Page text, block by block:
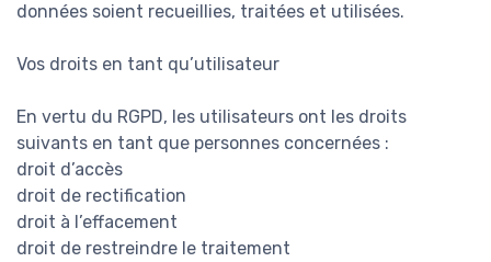
données soient recueillies, traitées et utilisées.
Vos droits en tant qu’utilisateur
En vertu du RGPD, les utilisateurs ont les droits
suivants en tant que personnes concernées :
droit d’accès
droit de rectification
droit à l’effacement
droit de restreindre le traitement